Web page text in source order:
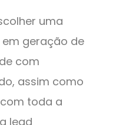
uma
geração de
com
assim como
toda a
lead